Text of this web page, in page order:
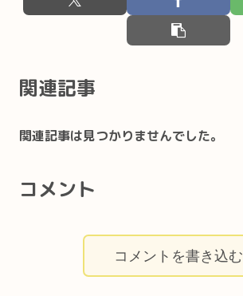
関連記事
関連記事は見つかりませんでした。
コメント
コメントを書き込む